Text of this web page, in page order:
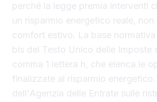
perché la legge premia interventi
un risparmio energetico reale, non
comfort estivo. La base
bis del Testo Unico delle Imposte
comma 1 lettera h, che elenca le
finalizzate al risparmio
dell'Agenzia delle Entrate sulle